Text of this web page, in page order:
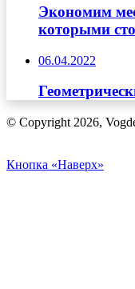
Экономим
которыми
06.04.2022
© Copyright 2026,
Кнопка «Наверх»